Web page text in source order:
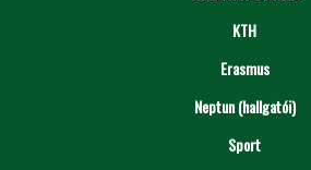
KTH
Erasmus
Neptun (hallgatói)
Sport